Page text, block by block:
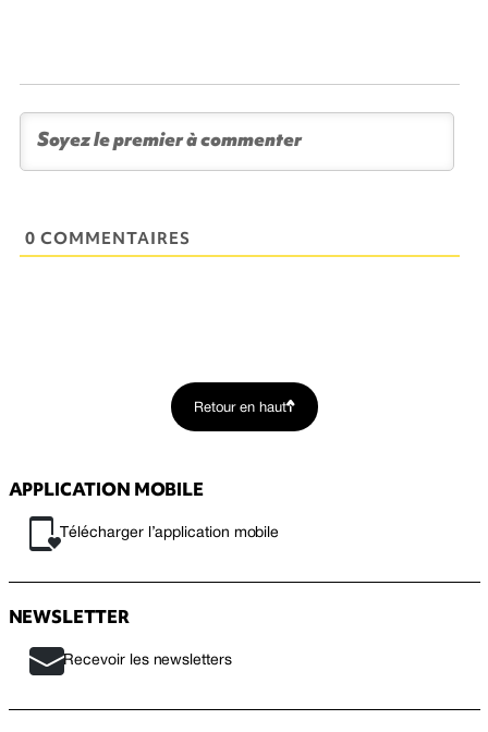
0 COMMENTAIRES
Retour en haut
APPLICATION MOBILE
Télécharger l’application mobile
NEWSLETTER
Recevoir les newsletters